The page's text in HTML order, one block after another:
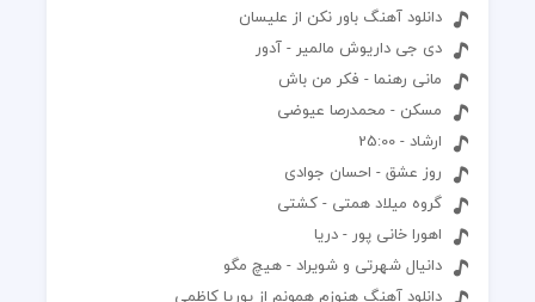
دانلود آهنگ باور نکن از علیسان
دی جی داریوش مالمیر - آدور
مانی رهنما - فکر من باش
مسکن - محمدرصا عیوضی
ارشاد - 25:00
روز عشق - احسان جوادی
گروه میلاد همتی - کشتی
اهورا خانی پور - دریا
دانیال شهرتی و شویراد - هیچ مگو
دانلود آهنگ هنوزم همونم از پوریا کاظمی